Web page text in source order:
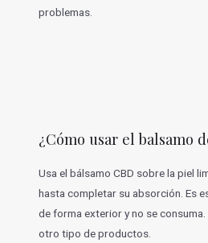
problemas.
¿Cómo usar el balsamo
Usa el bálsamo CBD sobre la piel
hasta completar su absorción. Es
de forma exterior y no se
otro tipo de productos.